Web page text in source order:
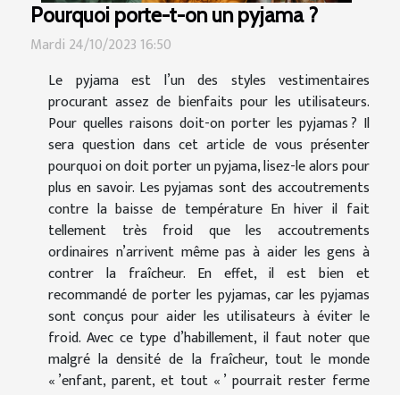
Pourquoi porte-t-on un pyjama ?
Mardi 24/10/2023 16:50
Le pyjama est l’un des styles vestimentaires
procurant assez de bienfaits pour les utilisateurs.
Pour quelles raisons doit-on porter les pyjamas ? Il
sera question dans cet article de vous présenter
pourquoi on doit porter un pyjama, lisez-le alors pour
plus en savoir. Les pyjamas sont des accoutrements
contre la baisse de température En hiver il fait
tellement très froid que les accoutrements
ordinaires n’arrivent même pas à aider les gens à
contrer la fraîcheur. En effet, il est bien et
recommandé de porter les pyjamas, car les pyjamas
sont conçus pour aider les utilisateurs à éviter le
froid. Avec ce type d’habillement, il faut noter que
malgré la densité de la fraîcheur, tout le monde
« ’enfant, parent, et tout « ’ pourrait rester ferme